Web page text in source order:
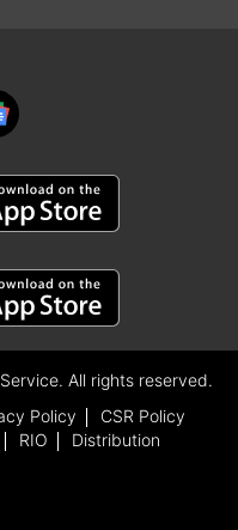
को खत्म कर सकता है।
बात यह है कि इसमें
और अनलिमिटेड
है।
All rights reserved.
Policy
CSR Policy
RIO Distribution